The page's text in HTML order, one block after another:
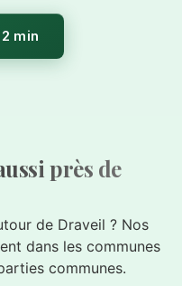
min
près de
de Draveil ? Nos
dans les communes
communes.